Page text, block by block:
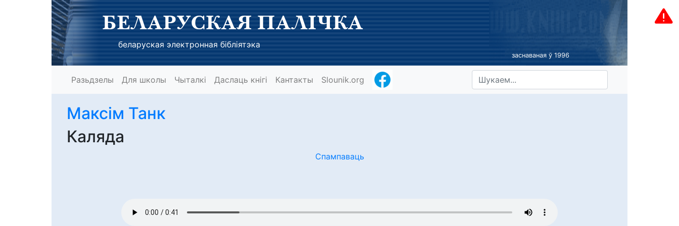
БЕЛАРУСКАЯ ПАЛІЧКА
беларуская электронная бібліятэка
заснаваная ў 1996
Разьдзелы Для школы Чыталкі Даслаць кнігі Кантакты Slounik.org
Максім Танк
Каляда
Спампаваць